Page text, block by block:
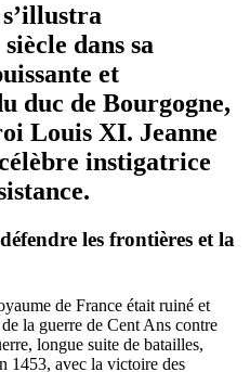
dans sa
et
duc de Bourgogne,
Louis XI. Jeanne
instigatrice
les frontières et la
de France était ruiné et
la guerre de Cent Ans contre
longue suite de batailles,
1453, avec la victoire des